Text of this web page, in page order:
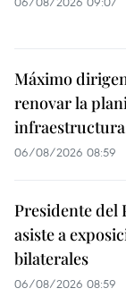
Máximo
renovar la
06/08/2026 08:59
Presidente del
asiste a
bilaterales
06/08/2026 08:59